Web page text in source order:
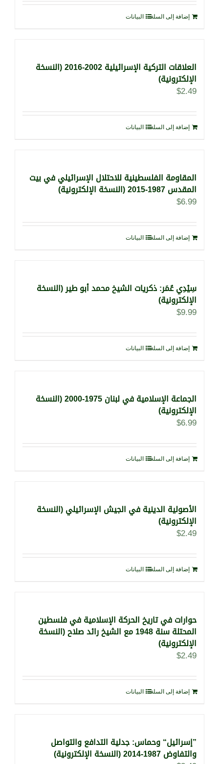
إضافة إلى السلة البيانات
العلاقات التركية الإسرائيلية 2002-2016 (النسخة
الإلكترونية)
$2.49
إضافة إلى السلة البيانات
المقاومة الفلسطينية للاحتلال الإسرائيلي في بيت
المقدس 1987-2015 (النسخة الإلكترونية)
$6.99
إضافة إلى السلة البيانات
سِيْدِي عُمَر: ذكريات الشيخ محمد أبو طير (النسخة
الإلكترونية)
$9.99
إضافة إلى السلة البيانات
الجماعة الإسلامية في لبنان 1975-2000 (النسخة
الإلكترونية)
$6.99
إضافة إلى السلة البيانات
الأصولية الدينية في الجيش الإسرائيلي (النسخة
الإلكترونية)
$2.49
إضافة إلى السلة البيانات
حوارات في تاريخ الحركة الإسلامية في فلسطين
المحتلة سنة 1948 مع الشيخ رائد صلاح (النسخة
الإلكترونية)
$2.49
إضافة إلى السلة البيانات
”إسرائيل“ وحماس: جدلية التدافع والتواصل
والتفاوض 1987-2014 (النسخة الإلكترونية)